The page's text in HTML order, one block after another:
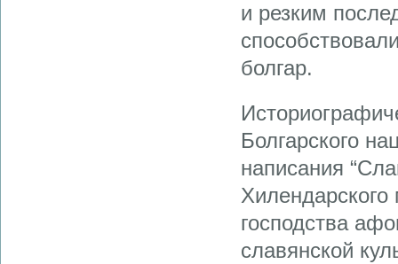
и резким
болгар.
Болгарского
написания
господства
славянской